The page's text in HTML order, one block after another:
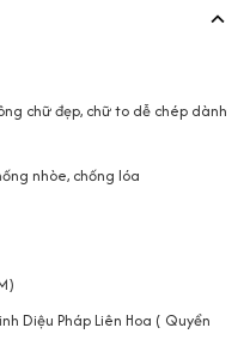
chữ đẹp, chữ to dễ chép dành
nhòe, chống lóa
Diệu Pháp Liên Hoa ( Quyển